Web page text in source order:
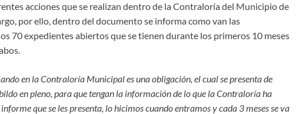
acciones que se realizan dentro de la Contraloría del Municipio de
por ello, dentro del documento se informa como van las
70 expedientes abiertos que se tienen durante los primeros 10 meses
en la Contraloría Municipal es una obligación, el cual se presenta de
en pleno, para que tengan la información de lo que la Contraloría ha
que se les presenta, lo hicimos cuando entramos y cada 3 meses se va